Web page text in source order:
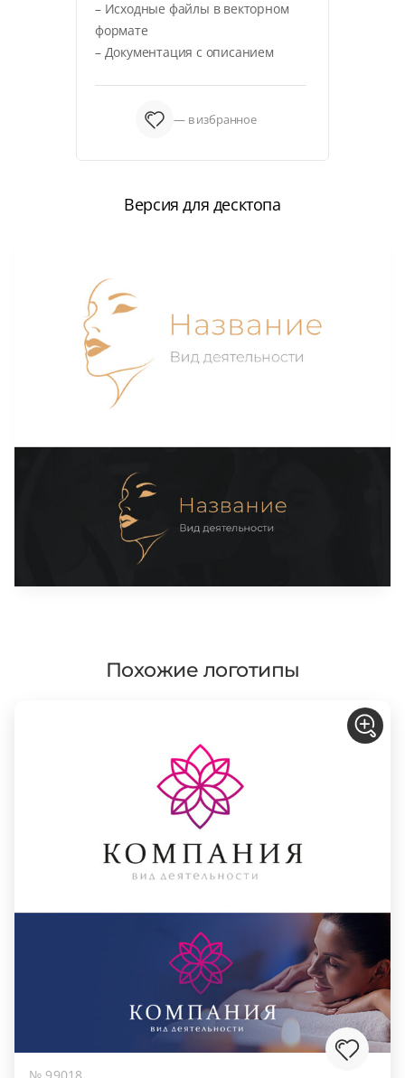
– Исходные файлы в векторном
формате
– Документация с описанием
— в избранное
Версия для десктопа
Похожие логотипы